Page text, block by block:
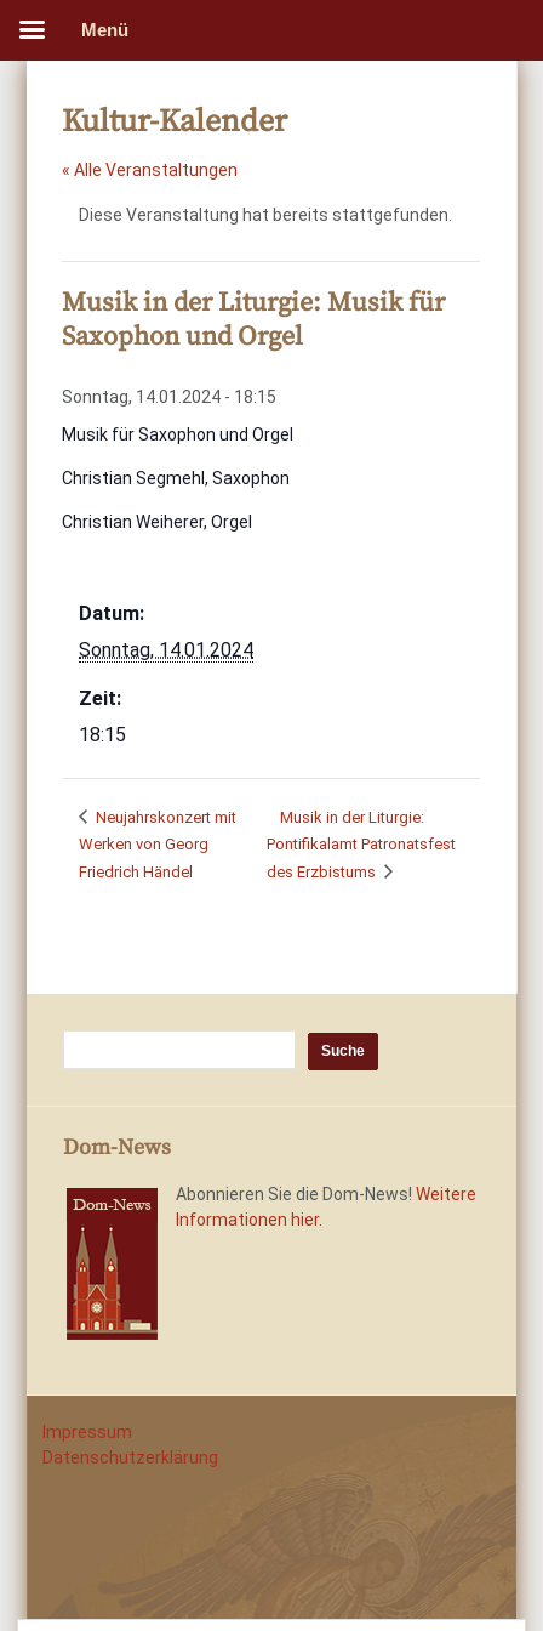
Kultur-Kalender
« Alle Veranstaltungen
Diese Veranstaltung hat bereits stattgefunden.
Musik in der Liturgie: Musik für
Saxophon und Orgel
Sonntag, 14.01.2024 - 18:15
Musik für Saxophon und Orgel
Christian Segmehl, Saxophon
Christian Weiherer, Orgel
Datum:
Sonntag, 14.01.2024
Zeit:
18:15
Neujahrskonzert mit
Werken von Georg
Friedrich Händel
Musik in der Liturgie:
Pontifikalamt Patronatsfest
des Erzbistums
Dom-News
Abonnieren Sie die Dom-News!Weitere
Informationen hier.
Impressum
Datenschutzerklärung
Menü